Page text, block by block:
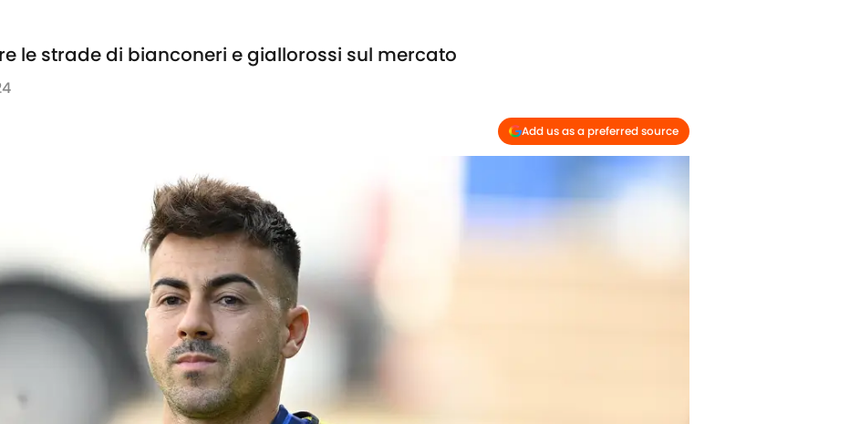
le strade di bianconeri e giallorossi sul mercato
Add us as a preferred source